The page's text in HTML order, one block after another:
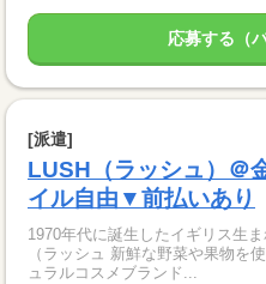
応募する（
[派遣]
LUSH（ラッシュ）＠
イル自由▼前払いあり
1970年代に誕生したイギリス生
（ラッシュ 新鮮な野菜や果物を
ュラルコスメブランド...